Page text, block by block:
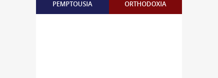
PEMPTOUSIA ORTHODOXIA